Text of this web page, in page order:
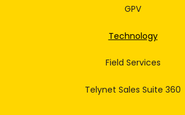
GPV
Technology
Field Services
Telynet Sales Suite 360